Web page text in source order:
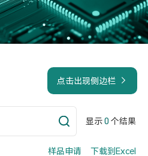
点击出现侧边栏
显示0 个结果
样品申请 下载到Excel